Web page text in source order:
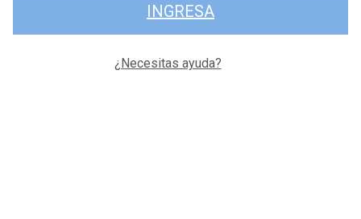
INGRESA
¿Necesitas ayuda?